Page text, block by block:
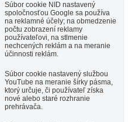
Súbor cookie NID nastavený
spoločnosťou Google sa používa
na reklamné účely; na obmedzenie
počtu zobrazení reklamy
používateľovi, na stlmenie
nechcených reklám a na meranie
účinnosti reklám.
Súbor cookie nastavený službou
YouTube na meranie šírky pásma,
ktorý určuje, či používateľ získa
nové alebo staré rozhranie
prehrávača.